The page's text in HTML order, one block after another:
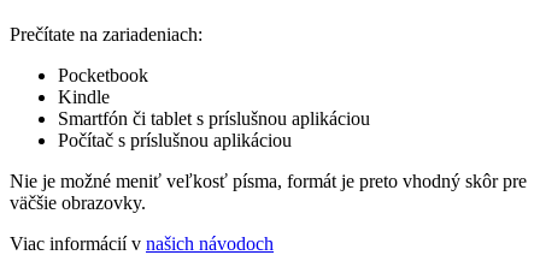
Prečítate na zariadeniach:
Pocketbook
Kindle
Smartfón či tablet s príslušnou aplikáciou
Počítač s príslušnou aplikáciou
Nie je možné meniť veľkosť písma, formát je preto vhodný skôr pre
väčšie obrazovky.
Viac informácií v našich návodoch